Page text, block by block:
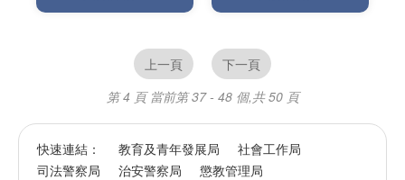
上一頁
下一頁
第 4 頁 當前第 37 - 48 個,共 50 頁
快速連結： 教育及青年發展局
社會工作局
司法警察局
治安警察局 懲教管理局